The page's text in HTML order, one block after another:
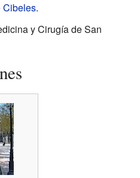
Cibeles.
y Cirugía de San